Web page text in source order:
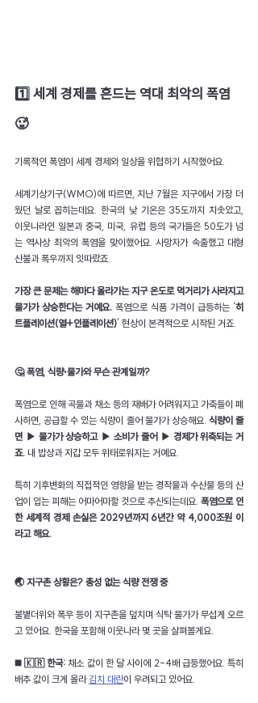
1️⃣ 세계 경제를 흔드는 역대 최악의 폭염
🥵
기록적인 폭염이 세계 경제와 일상을 위협하기 시작했어요.
세계기상기구(WMO)에 따르면, 지난 7월은 지구에서 가장 더
웠던 날로 꼽히는데요. 한국의 낮 기온은 35도까지 치솟았고,
이웃나라인 일본과 중국, 미국, 유럽 등의 국가들은 50도가 넘
는 역사상 최악의 폭염을 맞이했어요. 사망자가 속출했고 대형
산불과 폭우까지 잇따랐죠.
가장 큰 문제는 해마다 올라가는 지구 온도로 먹거리가 사라지고
물가가 상승한다는 거예요. 폭염으로 식품 가격이 급등하는 ‘히
트플레이션(열+인플레이션)’ 현상이 본격적으로 시작된 거죠.
🤔 폭염, 식량⋅물가와 무슨 관계일까?
폭염으로 인해 곡물과 채소 등의 재배가 어려워지고 가축들이 폐
사하면, 공급할 수 있는 식량이 줄어 물가가 상승해요. 식량이 줄
면 ▶ 물가가 상승하고 ▶ 소비가 줄어 ▶ 경제가 위축되는 거
죠. 내 밥상과 지갑 모두 위태로워지는 거예요.
특히 기후변화의 직접적인 영향을 받는 경작물과 수산물 등의 산
업이 입는 피해는 어마어마할 것으로 추산되는데요. 폭염으로 인
한 세계적 경제 손실은 2029년까지 6년간 약 4,000조원 이
라고 해요.
🌏 지구촌 상황은? 총성 없는 식량 전쟁 중
불볕더위와 폭우 등이 지구촌을 덮치며 식탁 물가가 무섭게 오르
고 있어요. 한국을 포함해 이웃나라 몇 곳을 살펴볼게요.
◼️ 🇰🇷 한국: 채소 값이 한 달 사이에 2-4배 급등했어요. 특히
배추 값이 크게 올라 김치 대란이 우려되고 있어요.